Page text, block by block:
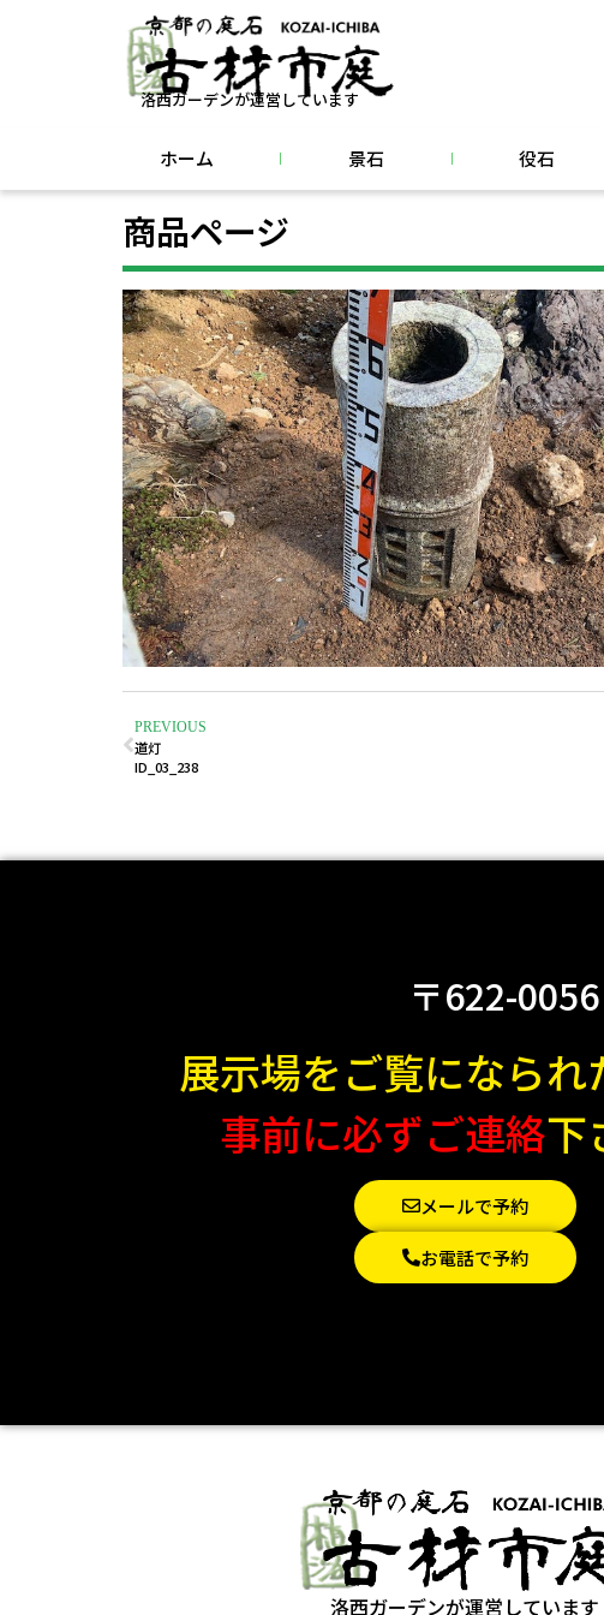
洛西ガーデンが運営しています
ホーム 景石 役石
商品ページ
PREVIOUS
道灯
ID_03_238
〒622-
展示場をご覧になられ
事前に必ずご連絡下
メールで予約
お電話で予約
洛西ガーデンが運営しています